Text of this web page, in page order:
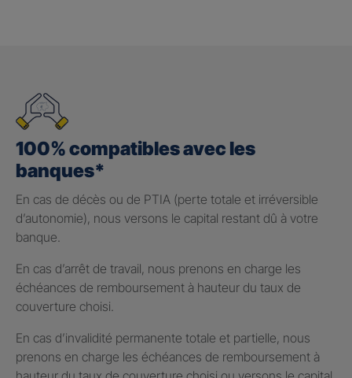
100% compatibles avec les
banques*
En cas de décès ou de PTIA (perte totale et irréversible
d’autonomie), nous versons le capital restant dû à votre
banque.
En cas d’arrêt de travail, nous prenons en charge les
échéances de remboursement à hauteur du taux de
couverture choisi.
En cas d’invalidité permanente totale et partielle, nous
prenons en charge les échéances de remboursement à